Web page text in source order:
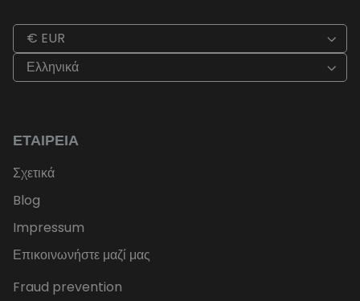
€ EUR
Ελληνικά
ΕΤΑΙΡΕΊΑ
Σχετικά
Blog
Impressum
Επικοινωνήστε μαζί μας
Fraud prevention